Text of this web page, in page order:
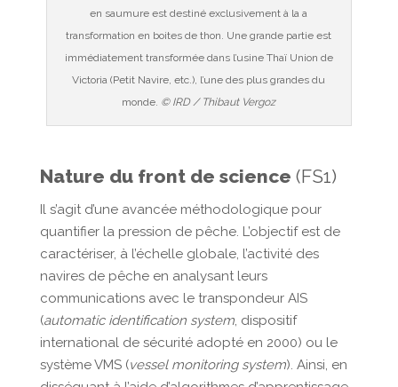
en saumure est destiné exclusivement à la a
transformation en boites de thon. Une grande partie est
immédiatement transformée dans l’usine Thaï Union de
Victoria (Petit Navire, etc.), l’une des plus grandes du
monde. © IRD / Thibaut Vergoz
Nature du front de science (FS1)
Il s’agit d’une avancée méthodologique pour
quantifier la pression de pêche. L’objectif est de
caractériser, à l’échelle globale, l’activité des
navires de pêche en analysant leurs
communications avec le transpondeur AIS
(automatic identification system, dispositif
international de sécurité adopté en 2000) ou le
système VMS (vessel monitoring system). Ainsi, en